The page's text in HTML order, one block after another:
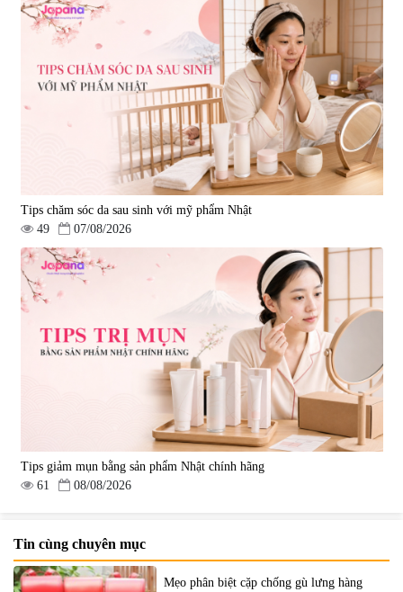
Tips chăm sóc da sau sinh với mỹ phẩm Nhật
49
07/08/2026
Tips giảm mụn bằng sản phẩm Nhật chính hãng
61
08/08/2026
Tin cùng chuyên mục
Mẹo phân biệt cặp chống gù lưng hàng